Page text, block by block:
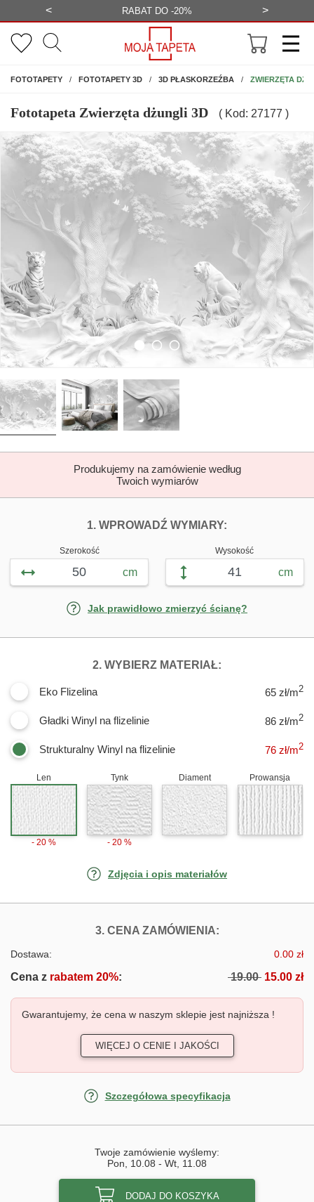
< BEZPŁATNA WIZUALIZACJA >
FOTOTAPETYNA ŚCIANĘ
FOTOTAPETY 3D 3D PŁASKORZEŹBA ZWIERZĘTA
Fototapeta Zwierzęta dżungli 3D ( Kod: 27177 )
Produkujemy na zamówienie według
Twoich wymiarów
1. WPROWADŹ WYMIARY:
Szerokość
cm
Wysokość
cm
Jak prawidłowo zmierzyć ścianę?
2. WYBIERZ MATERIAŁ:
Eko Flizelina 65 zł/m2
Gładki Winyl na flizelinie 86 zł/m2
Strukturalny Winyl na flizelinie 76 zł/m2
Len
- 20 %
Tynk
- 20 %
Diament Prowansja
Zdjęcia i opis materiałów
3. CENA ZAMÓWIENIA:FOTOTAPETY
Dostawa: 0.00 zł
Cena z rabatem 20%: 19.00 15.00 zł
Gwarantujemy, że cena w naszym sklepie jest najniższa !
WIĘCEJ O CENIE I JAKOŚCI
Szczegółowa specyfikacja
Twoje zamówienie wyślemy:
Pon, 10.08 - Wt, 11.08
DODAJ DO KOSZYKA